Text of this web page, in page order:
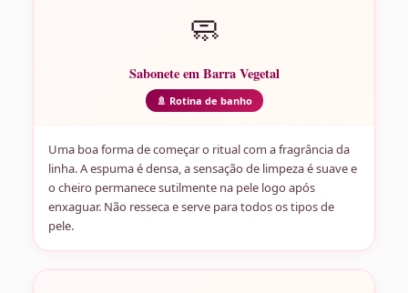
🧼
Sabonete em Barra Vegetal
🚿 Rotina de banho
Uma boa forma de começar o ritual com a fragrância da
linha. A espuma é densa, a sensação de limpeza é suave e
o cheiro permanece sutilmente na pele logo após
enxaguar. Não resseca e serve para todos os tipos de
pele.